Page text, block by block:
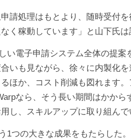
請処理はもとより、随時受付
く稼動しています」と山下氏は
電子申請システム全体の提案
いも見ながら、徐々に内製化
ほか、コスト削減も図れます
なら、そう長い期間はかから
し、スキルアップに取り組んで
つの大きな成果をもたらした